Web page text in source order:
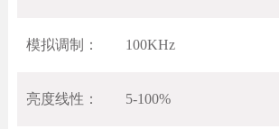
模拟调制： 100KHz
亮度线性： 5-100%